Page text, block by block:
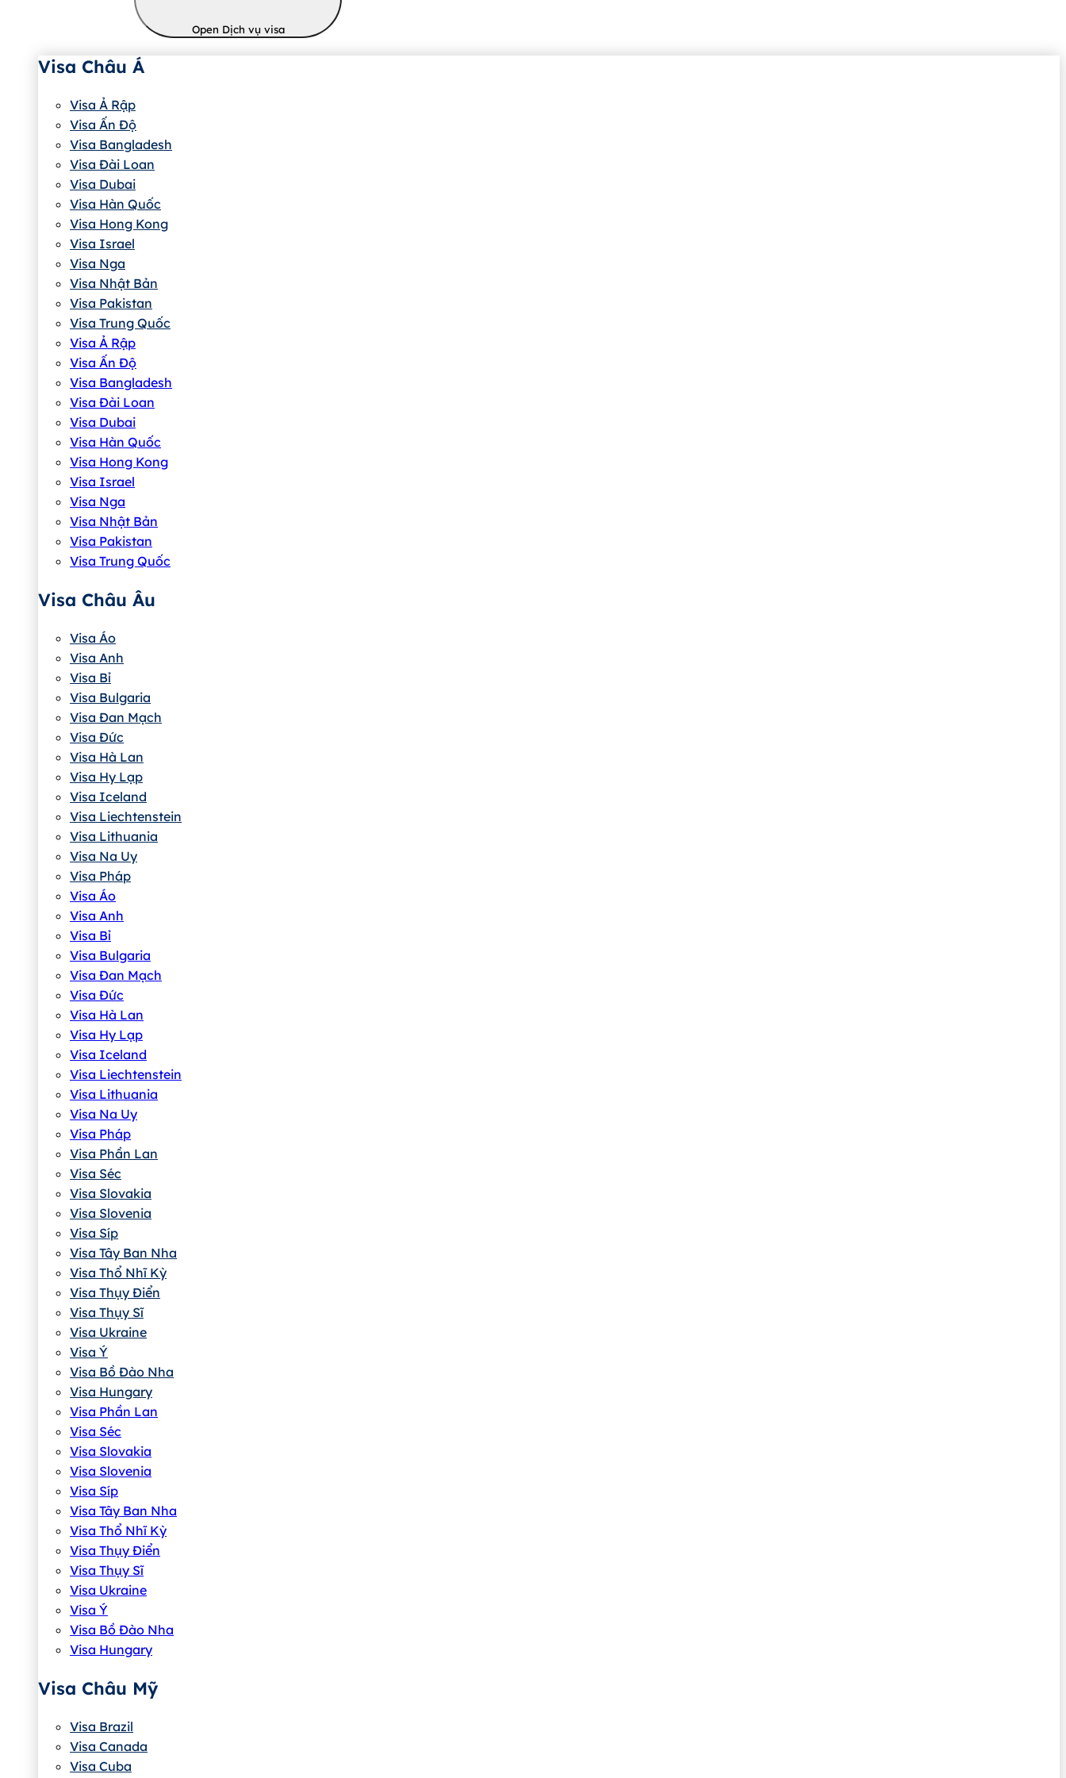
Open Dịch vụ visa
Visa Châu Á
Visa Ả Rập
Visa Ấn Độ
Visa Bangladesh
Visa Đài Loan
Visa Dubai
Visa Hàn Quốc
Visa Hong Kong
Visa Israel
Visa Nga
Visa Nhật Bản
Visa Pakistan
Visa Trung Quốc
Visa Ả Rập
Visa Ấn Độ
Visa Bangladesh
Visa Đài Loan
Visa Dubai
Visa Hàn Quốc
Visa Hong Kong
Visa Israel
Visa Nga
Visa Nhật Bản
Visa Pakistan
Visa Trung Quốc
Visa Châu Âu
Visa Áo
Visa Anh
Visa Bỉ
Visa Bulgaria
Visa Đan Mạch
Visa Đức
Visa Hà Lan
Visa Hy Lạp
Visa Iceland
Visa Liechtenstein
Visa Lithuania
Visa Na Uy
Visa Pháp
Visa Áo
Visa Anh
Visa Bỉ
Visa Bulgaria
Visa Đan Mạch
Visa Đức
Visa Hà Lan
Visa Hy Lạp
Visa Iceland
Visa Liechtenstein
Visa Lithuania
Visa Na Uy
Visa Pháp
Visa Phần Lan
Visa Séc
Visa Slovakia
Visa Slovenia
Visa Síp
Visa Tây Ban Nha
Visa Thổ Nhĩ Kỳ
Visa Thụy Điển
Visa Thụy Sĩ
Visa Ukraine
Visa Ý
Visa Bồ Đào Nha
Visa Hungary
Visa Phần Lan
Visa Séc
Visa Slovakia
Visa Slovenia
Visa Síp
Visa Tây Ban Nha
Visa Thổ Nhĩ Kỳ
Visa Thụy Điển
Visa Thụy Sĩ
Visa Ukraine
Visa Ý
Visa Bồ Đào Nha
Visa Hungary
Visa Châu Mỹ
Visa Brazil
Visa Canada
Visa Cuba